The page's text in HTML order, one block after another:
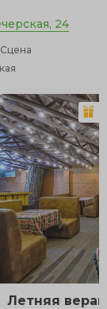
24
Сцена
Летняя